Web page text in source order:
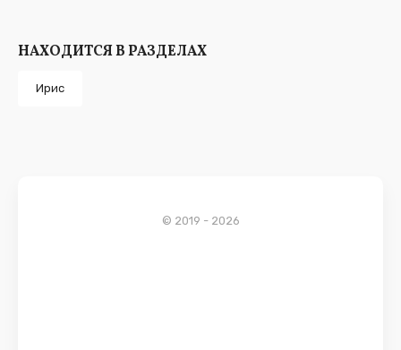
НАХОДИТСЯ В РАЗДЕЛАХ
Ирис
© 2019 - 2026